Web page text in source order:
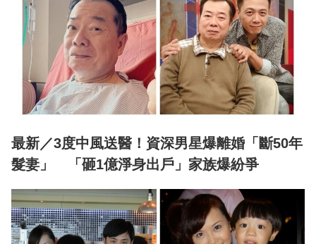
最新／3度中風送醫！資深男星爆離婚「斷50年
髮妻」 「砸1億淨身出戶」家族爆紛爭